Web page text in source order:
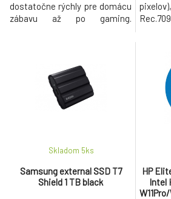
dostatočne rýchly pre domácu
zábavu až po gaming.
ultrarýchlu odozvu a
viacvláknový výkon pre bežné
počítače. Sú navrhnuté so
špičkovou 7nm výrobnou
1440
Samsung external SSD T7
Shield 1 TB black
Skladom 5ks
HP
Intel